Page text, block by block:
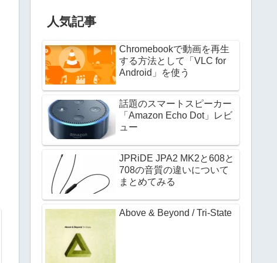
人気記事
Chromebookで動画を再生
する方法として「VLC for
Android」を使う
話題のスマートスピーカー
「Amazon Echo Dot」レビ
ュー
JPRiDE JPA2 MK2と608と
708の音質の違いについて
まとめてみる
Above & Beyond / Tri-State